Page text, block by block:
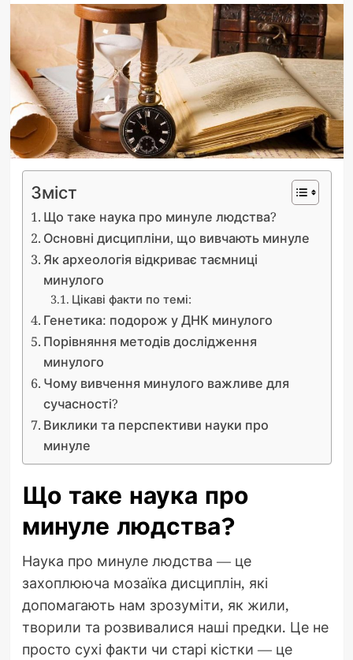
Зміст
Що таке наука про минуле людства?
Основні дисципліни, що вивчають минуле
Як археологія відкриває таємниці
минулого
Цікаві факти по темі:
Генетика: подорож у ДНК минулого
Порівняння методів дослідження
минулого
Чому вивчення минулого важливе для
сучасності?
Виклики та перспективи науки про
минуле
Що таке наука про
минуле людства?
Наука про минуле людства — це
захоплююча мозаїка дисциплін, які
допомагають нам зрозуміти, як жили,
творили та розвивалися наші предки. Це не
просто сухі факти чи старі кістки — це